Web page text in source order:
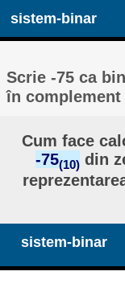
sistem-binar
Scrie -75 ca
în complement
Cum face
-75(10) din
sistem-binar